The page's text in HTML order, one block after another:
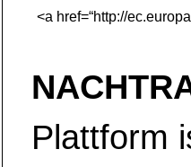
<a href=“http://
Plattform